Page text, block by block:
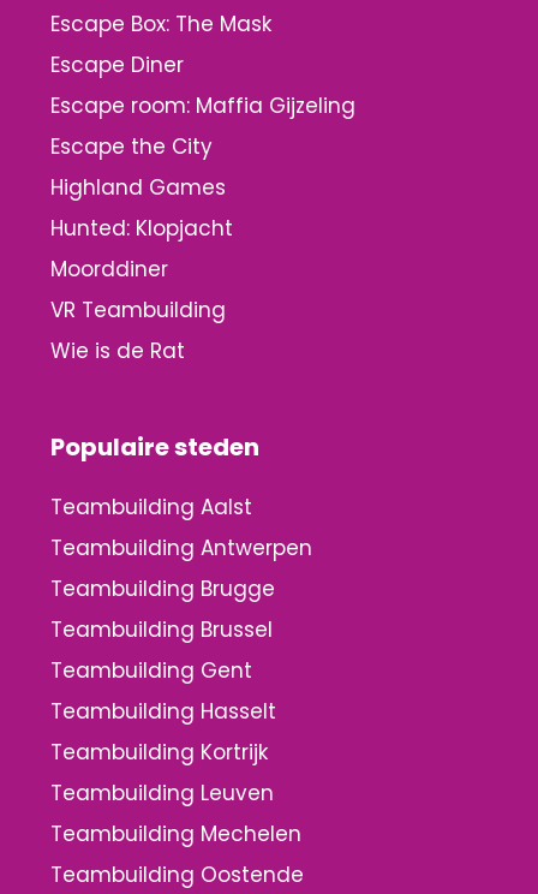
Escape Box: The Mask
Escape Diner
Escape room: Maffia Gijzeling
Escape the City
Highland Games
Hunted: Klopjacht
Moorddiner
VR Teambuilding
Wie is de Rat
Populaire steden
Teambuilding Aalst
Teambuilding Antwerpen
Teambuilding Brugge
Teambuilding Brussel
Teambuilding Gent
Teambuilding Hasselt
Teambuilding Kortrijk
Teambuilding Leuven
Teambuilding Mechelen
Teambuilding Oostende